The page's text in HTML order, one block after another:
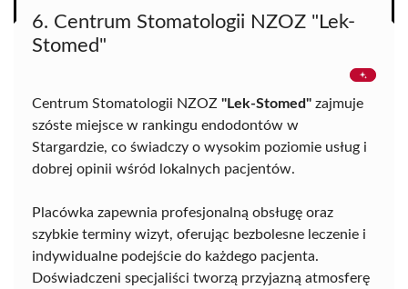
6. Centrum Stomatologii NZOZ "Lek-
Stomed"
Centrum Stomatologii NZOZ "Lek-Stomed" zajmuje
szóste miejsce w rankingu endodontów w
Stargardzie, co świadczy o wysokim poziomie usług i
dobrej opinii wśród lokalnych pacjentów.
Placówka zapewnia profesjonalną obsługę oraz
szybkie terminy wizyt, oferując bezbolesne leczenie i
indywidualne podejście do każdego pacjenta.
Doświadczeni specjaliści tworzą przyjazną atmosferę